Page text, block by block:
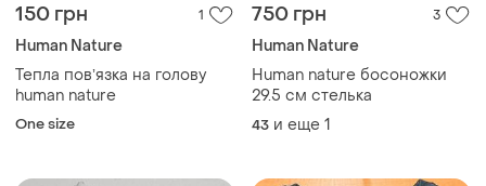
150 грн 1
Human Nature
Тепла повʼязка на голову
human nature
One size
750 грн 3
Human Nature
Human nature босоножки
29.5 см стелька
43 и еще 1